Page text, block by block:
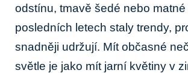
odstínu, tmavě šedé nebo
posledních letech staly trendy,
snadněji udržují. Mít občasné
světle je jako mít jarní květiny v